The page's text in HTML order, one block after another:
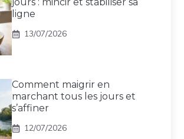
ligne
13/07/2026
Comment maigrir en
marchant tous les jours et
s’affiner
12/07/2026